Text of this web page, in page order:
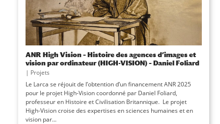
ANR High Vision – Histoire des agences d’images et
vision par ordinateur (HIGH-VISION) – Daniel Foliard
| Projets
Le Larca se réjouit de l’obtention d’un financement ANR 2025
pour le projet High-Vision coordonné par Daniel Foliard,
professeur en Histoire et Civilisation Britannique. Le projet
High-Vision croise des expertises en sciences humaines et en
vision par...